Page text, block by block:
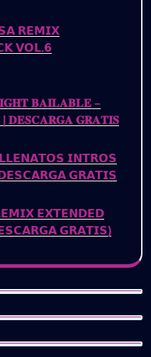
𝗥𝗘𝗠𝗜𝗫
𝗩𝗢𝗟.𝟲
𝐁𝐀𝐈𝐋𝐀𝐁𝐋𝐄 –
𝐃𝐄𝐒𝐂𝐀𝐑𝐆𝐀 𝐆𝐑𝐀𝐓𝐈𝐒
𝗜𝗡𝗧𝗥𝗢𝗦
𝗚𝗥𝗔𝗧𝗜𝗦
𝗘𝗫𝗧𝗘𝗡𝗗𝗘𝗗
𝗚𝗥𝗔𝗧𝗜𝗦)